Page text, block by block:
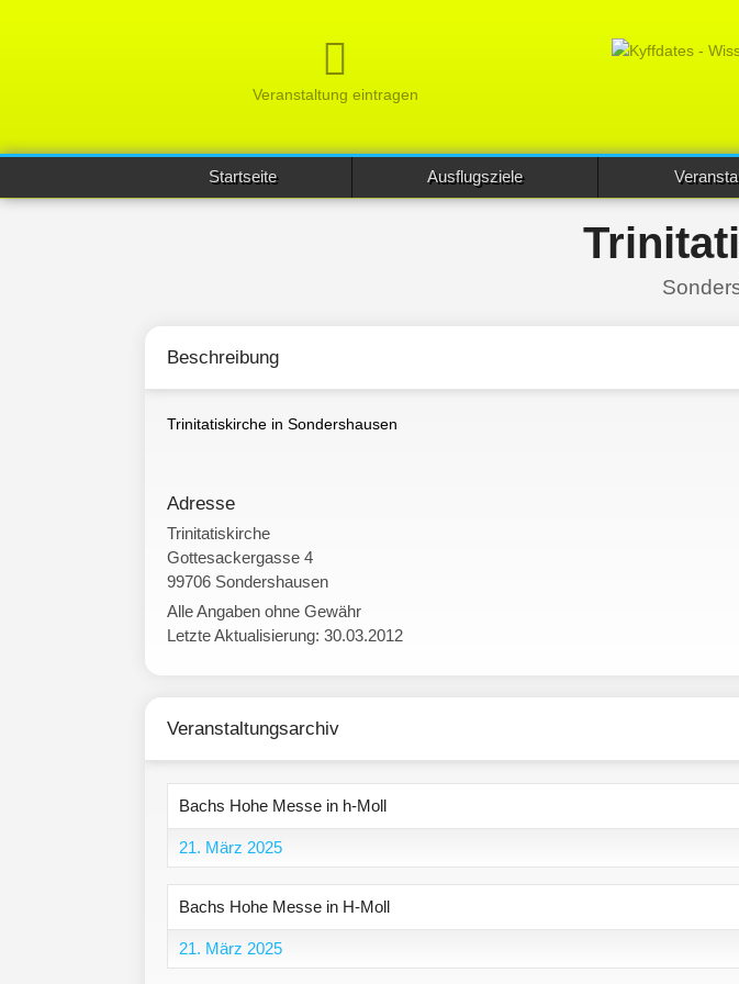
Veranstaltung eintragen
Startseite Ausflugsziele
Beschreibung
Trinitatiskirche in Sondershausen
Adresse
Trinitatiskirche
Gottesackergasse 4
99706 Sondershausen
Alle Angaben ohne Gewähr
Letzte Aktualisierung: 30.03.2012
Veranstaltungsarchiv
Bachs Hohe Messe in h-Moll
21. März 2025
Bachs Hohe Messe in H-Moll
21. März 2025